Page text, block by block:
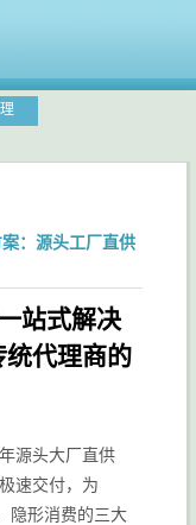
：源头工厂直供
站式解决
代理商的
源头大厂直供
速交付，为
隐形消费的三大